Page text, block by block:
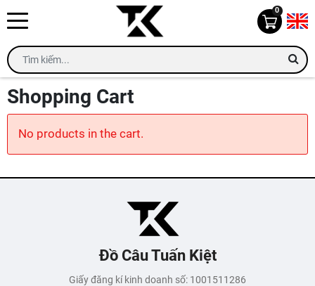
0
Shopping Cart
No products in the cart.
Đồ Câu Tuấn Kiệt
Giấy đăng kí kinh doanh số: 1001511286